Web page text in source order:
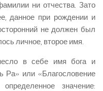
ни отчества. Зато
данное при рождении и
не должен был
личное, второе имя.
в себе имя бога и
Ра» или «Благословение
значение: